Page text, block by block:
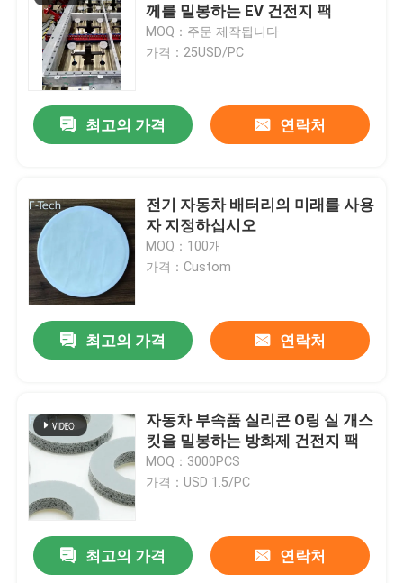
께를 밀봉하는 EV 건전지 팩
MOQ：주문 제작됩니다
가격：25USD/PC
최고의 가격 연락처
전기 자동차 배터리의 미래를 사용
자 지정하십시오
MOQ：100개
가격：Custom
최고의 가격 연락처
자동차 부속품 실리콘 O링 실 개스
킷을 밀봉하는 방화제 건전지 팩
MOQ：3000PCS
가격：USD 1.5/PC
최고의 가격 연락처